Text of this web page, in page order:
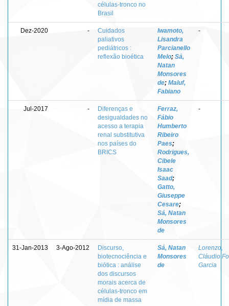
células-tronco no
Brasil
Dez-2020 -
Cuidados
paliativos
pediátricos :
reflexão bioética
Iwamoto,
Lisandra
Parcianello
Melo; Sá,
Natan
Monsores
de; Maluf,
Fabiano
-
Jul-2017 -
Diferenças e
desigualdades no
acesso a terapia
renal substitutiva
nos países do
BRICS
Ferraz,
Fábio
Humberto
Ribeiro
Paes;
Rodrigues,
Cibele
Isaac
Saad;
Gatto,
Giuseppe
Cesare;
Sá, Natan
Monsores
de
-
31-Jan-2013 3-Ago-2012
Discurso,
biotecnociência e
biótica : análise
dos discursos
morais acerca de
células-tronco em
mídia de massa
Sá, Natan
Monsores
de
Lorenzo,
Cláudio
Garcia